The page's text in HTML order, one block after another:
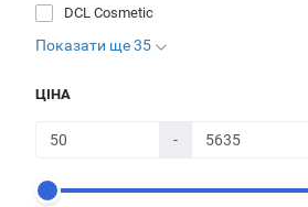
DCL Cosmetic
Показати ще 35
ЦІНА
-